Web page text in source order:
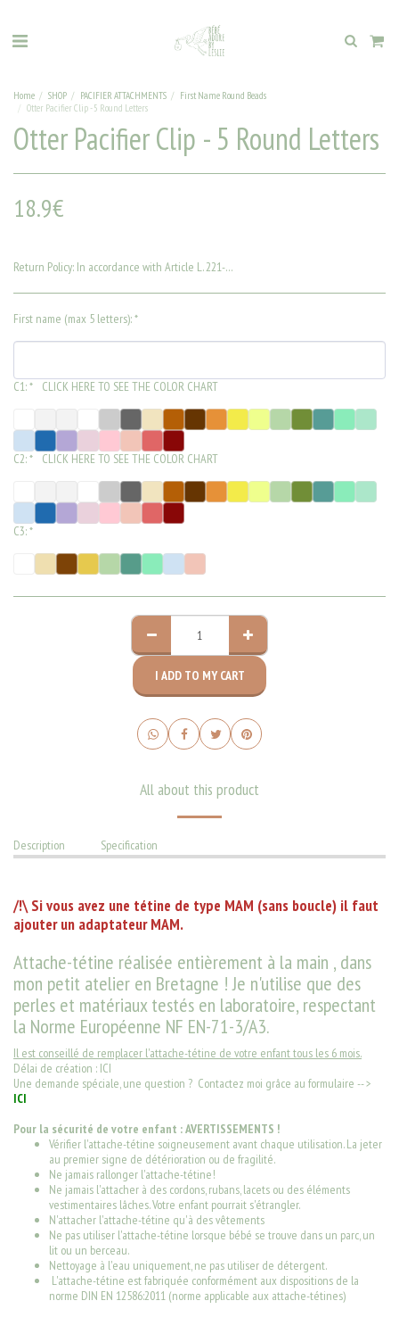
Home SHOP PACIFIER ATTACHMENTS
First Name Round Beads
Otter Pacifier Clip - 5 Round Letters
Otter Pacifier Clip - 5 Round Letters
18.9€
Return Policy: In accordance with Article L. 221-28 of the Consumer Code, the right of withdrawal is excluded for the "supply of goods made to the consumer's specifications or clearly personalized".
First name (max 5 letters):*
C1:* CLICK HERE TO SEE THE COLOR CHART
C2:* CLICK HERE TO SEE THE COLOR CHART
C3:*
I ADD TO MY CART
All about this product
Description Specification
/!\ Si vous avez une tétine de type MAM (sans boucle) il faut
ajouter un adaptateur MAM.
Attache-tétine réalisée entièrement à la main , dans
mon petit atelier en Bretagne ! Je n'utilise que des
perles et matériaux testés en laboratoire, respectant
la Norme Européenne NF EN-71-3/A3.
Il est conseillé de remplacer l'attache-tétine de votre enfant tous les 6 mois.
Délai de création : ICI
Une demande spéciale, une question ? Contactez moi grâce au formulaire -- >
ICI
Pour la sécurité de votre enfant : AVERTISSEMENTS !
Vérifier l'attache-tétine soigneusement avant chaque utilisation. La jeter
au premier signe de détérioration ou de fragilité.
Ne jamais rallonger l'attache-tétine!
Ne jamais l'attacher à des cordons, rubans, lacets ou des éléments
vestimentaires lâches. Votre enfant pourrait s'étrangler.
N'attacher l'attache-tétine qu'à des vêtements
Ne pas utiliser l'attache-tétine lorsque bébé se trouve dans un parc, un
lit ou un berceau.
Nettoyage à l'eau uniquement, ne pas utiliser de détergent.
L'attache-tétine est fabriquée conformément aux dispositions de la
norme DIN EN 12586:2011 (norme applicable aux attache-tétines)